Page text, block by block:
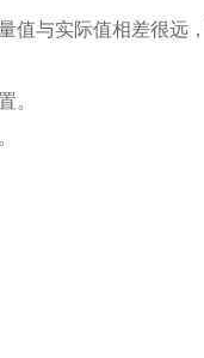
值与实际值相差很远
。